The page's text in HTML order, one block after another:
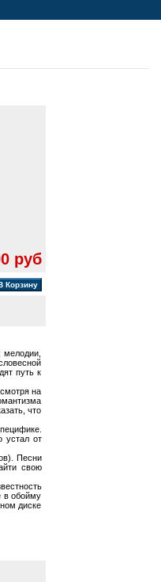
руб
путь к
на
что
устал от
Песни
свою
в обойму
диске